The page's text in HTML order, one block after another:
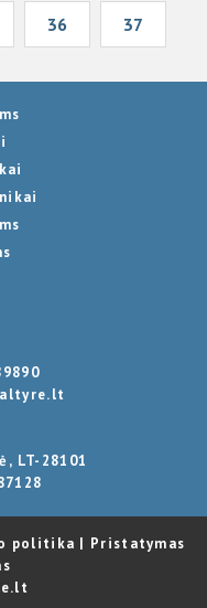
36 37
LT-28101
politika | Pristatymas